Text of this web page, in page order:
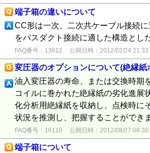
端子箱の違いについて
CC形は一次、二次共ケーブル接続
をバスダクト接続に適した構造とし
FAQ番号：13012 公開日時：2012/02/24 21:33
変圧器のオプションについて(絶縁紙
油入変圧器の寿命、または交換時期
コイルに巻かれた絶縁紙の劣化進展
化分析用絶縁紙を収納し、点検時に
状況を推測し、把握することができ
FAQ番号：16110 公開日時：2012/08/27 08:30
端子箱について